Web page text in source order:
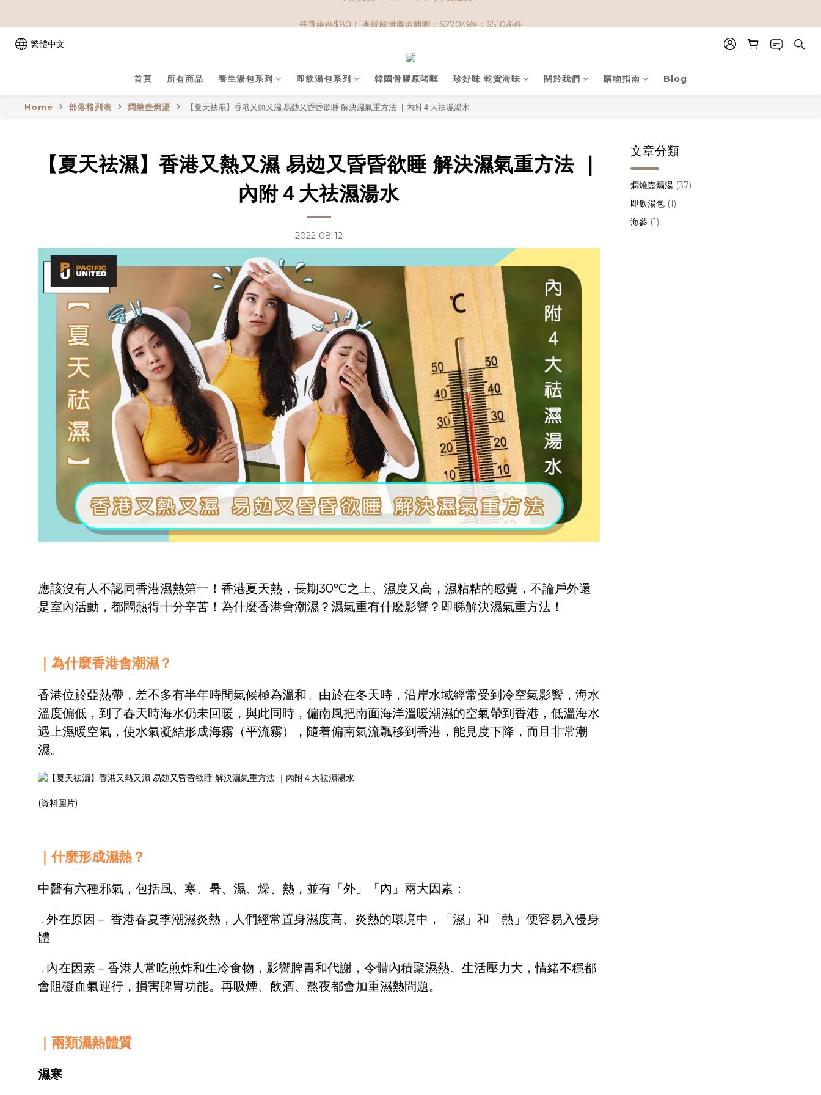
繁體中文
首頁 所有商品 養生湯包系列 即飲湯包系列 韓國骨膠原啫喱 珍好味 乾貨海味 關於我們 購物指南 Blog
Home 部落格列表 燜燒壺焗湯 【夏天祛濕】香港又熱又濕 易攰又昏昏欲睡 解決濕氣重方法 ｜內附４大祛濕湯水
【夏天祛濕】香港又熱又濕 易攰又昏昏欲睡 解決濕氣重方法 ｜
內附４大祛濕湯水
2022-08-12
應該沒有人不認同香港濕熱第一！香港夏天熱，長期30°C之上、濕度又高，濕粘粘的感覺，不論戶外還
是室內活動，都悶熱得十分辛苦！為什麼香港會潮濕？濕氣重有什麼影響？即睇解決濕氣重方法！
｜為什麼香港會潮濕？
香港位於亞熱帶，差不多有半年時間氣候極為溫和。由於在冬天時，沿岸水域經常受到冷空氣影響，海水
溫度偏低，到了春天時海水仍未回暖，與此同時，偏南風把南面海洋溫暖潮濕的空氣帶到香港，低溫海水
遇上濕暖空氣，使水氣凝結形成海霧（平流霧），隨着偏南氣流飄移到香港，能見度下降，而且非常潮
濕。
(資料圖片)
｜什麼形成濕熱？
中醫有六種邪氣，包括風、寒、暑、濕、燥、熱，並有「外」「內」兩大因素：
． 外在原因 – 香港春夏季潮濕炎熱，人們經常置身濕度高、炎熱的環境中，「濕」和「熱」便容易入侵身
體
． 內在因素 – 香港人常吃煎炸和生冷食物，影響脾胃和代謝，令體內積聚濕熱。生活壓力大，情緒不穩都
會阻礙血氣運行，損害脾胃功能。再吸煙、飲酒、熬夜都會加重濕熱問題。
｜兩類濕熱體質
濕寒
文章分類
燜燒壺焗湯 (37)
即飲湯包 (1)
海參 (1)